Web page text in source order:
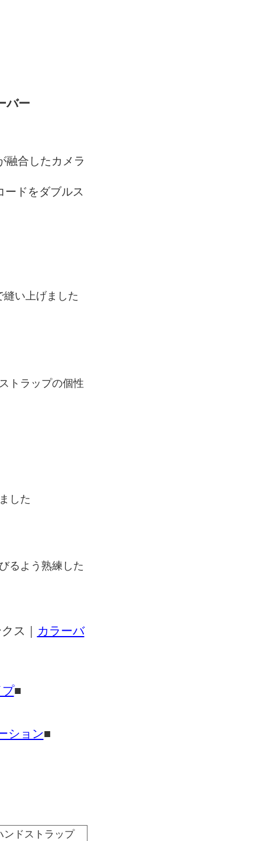
バー
融合したカメラ
ードをダブルス
い上げました
トラップの個性
した
るよう熟練した
ス｜ カラーバ
■
ション■
ンドストラップ